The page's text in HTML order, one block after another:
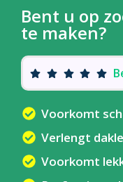
Bent u op
te maken?
Voorkomt
Verlengt
Voorkomt